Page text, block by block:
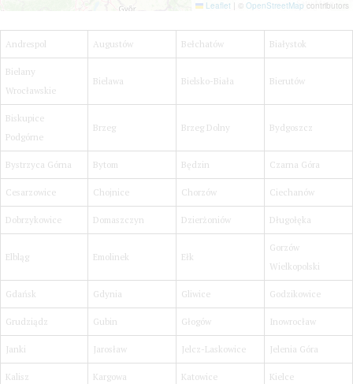
Andrespol Augustów Bełchatów Białystok
Bielany
Wrocławskie
Bielawa Bielsko-Biała Bierutów
Biskupice
Podgórne
Brzeg Brzeg Dolny Bydgoszcz
Bystrzyca Górna Bytom Będzin Czarna Góra
Cesarzowice Chojnice Chorzów Ciechanów
Dobrzykowice Domaszczyn Dzierżoniów Długołęka
Elbląg Emolinek Ełk
Gorzów
Wielkopolski
Gdańsk Gdynia Gliwice Godzikowice
Grudziądz Gubin Głogów Inowrocław
Janki Jarosław Jelcz-Laskowice Jelenia Góra
Kalisz Kargowa Katowice Kielce